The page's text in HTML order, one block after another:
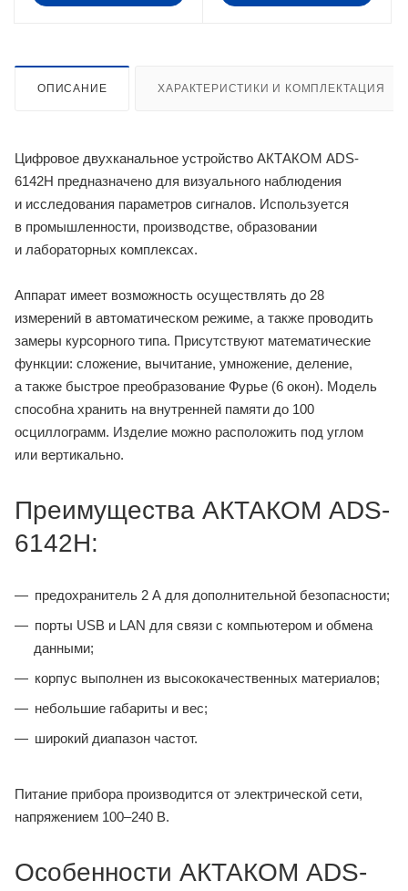
ОПИСАНИЕ ХАРАКТЕРИСТИКИ И КОМПЛЕКТАЦИЯ
Цифровое двухканальное устройство АКТАКОМ ADS-
6142H предназначено для визуального наблюдения
и исследования параметров сигналов. Используется
в промышленности, производстве, образовании
и лабораторных комплексах.
Аппарат имеет возможность осуществлять до 28
измерений в автоматическом режиме, а также проводить
замеры курсорного типа. Присутствуют математические
функции: сложение, вычитание, умножение, деление,
а также быстрое преобразование Фурье (6 окон). Модель
способна хранить на внутренней памяти до 100
осциллограмм. Изделие можно расположить под углом
или вертикально.
Преимущества АКТАКОМ ADS-
6142H:
предохранитель 2 А для дополнительной безопасности;
порты USB и LAN для связи с компьютером и обмена
данными;
корпус выполнен из высококачественных материалов;
небольшие габариты и вес;
широкий диапазон частот.
Питание прибора производится от электрической сети,
напряжением 100–240 В.
Особенности АКТАКОМ ADS-